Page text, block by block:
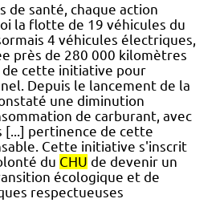
de santé, chaque action
la flotte de 19 véhicules du
4 véhicules électriques,
près de 280 000 kilomètres
cette initiative pour
Depuis le lancement de la
une diminution
de carburant, avec
[...] pertinence de cette
Cette initiative s'inscrit
du CHU de devenir un
écologique et de
respectueuses